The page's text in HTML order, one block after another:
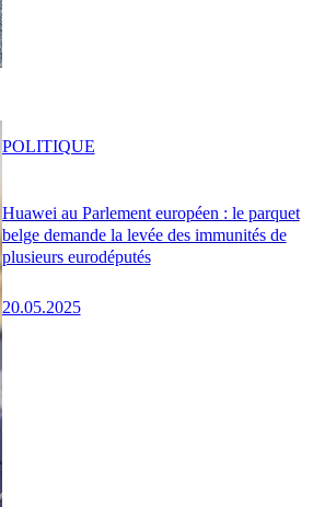
Huawei au Parlement européen : le parquet
belge demande la levée des immunités de
plusieurs eurodéputés
20.05.2025
POLITIQUE